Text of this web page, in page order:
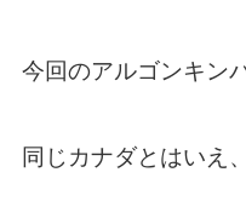
今回のアルゴンキン
同じカナダとはいえ、